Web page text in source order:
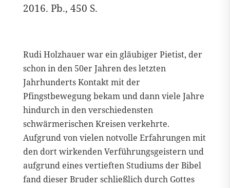
2016. Pb., 450 S.
Rudi Holzhauer war ein gläubiger Pietist, der
schon in den 50er Jahren des letzten
Jahrhunderts Kontakt mit der
Pfingstbewegung bekam und dann viele Jahre
hindurch in den verschiedensten
schwärmerischen Kreisen verkehrte.
Aufgrund von vielen notvolle Erfahrungen mit
den dort wirkenden Verführungsgeistern und
aufgrund eines vertieften Studiums der Bibel
fand dieser Bruder schließlich durch Gottes